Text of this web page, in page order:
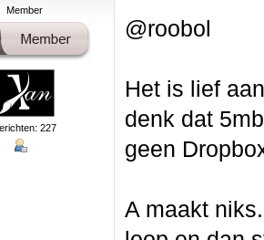
Member
227
@roobol
Het is lief
denk dat
geen
A maakt